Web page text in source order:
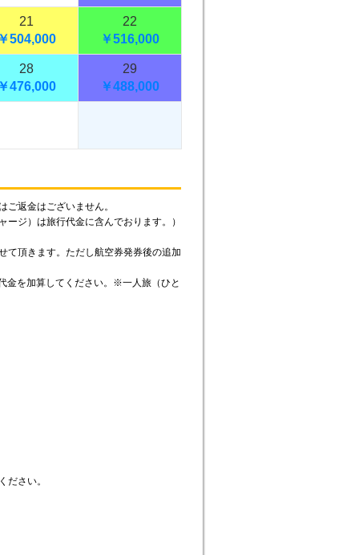
21
￥504,000
22
￥516,000
28
￥476,000
29
￥488,000
返金はございません。
ジ）は旅行代金に含んでおります。）
て頂きます。ただし航空券発券後の追加
金を加算してください。※一人旅（ひと
ださい。